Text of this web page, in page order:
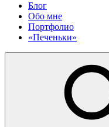
Блог
Обо мне
Портфолио
«Печеньки»